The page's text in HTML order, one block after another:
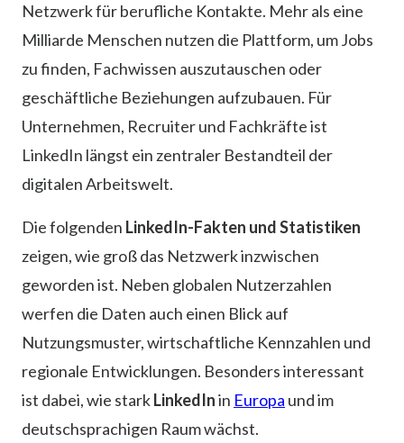
Netzwerk für berufliche Kontakte. Mehr als eine
Milliarde Menschen nutzen die Plattform, um Jobs
zu finden, Fachwissen auszutauschen oder
geschäftliche Beziehungen aufzubauen. Für
Unternehmen, Recruiter und Fachkräfte ist
LinkedIn längst ein zentraler Bestandteil der
digitalen Arbeitswelt.
Die folgenden LinkedIn-Fakten und Statistiken
zeigen, wie groß das Netzwerk inzwischen
geworden ist. Neben globalen Nutzerzahlen
werfen die Daten auch einen Blick auf
Nutzungsmuster, wirtschaftliche Kennzahlen und
regionale Entwicklungen. Besonders interessant
ist dabei, wie starkLinkedInin Europa und im
deutschsprachigen Raum wächst.